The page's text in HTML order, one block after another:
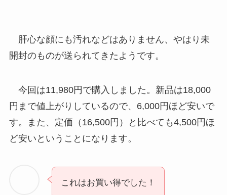
肝心な顔にも汚れなどはありません、やはり未
開封のものが送られてきたようです。
今回は11,980円で購入しました。新品は18,000
円まで値上がりしているので、6,000円ほど安いで
す。また、定価（16,500円）と比べても4,500円ほ
ど安いということになります。
これはお買い得でした！